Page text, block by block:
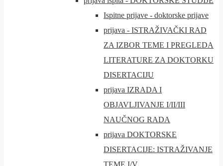
Ispitne prijave - doktorske prijave
prijava - ISTRAŽIVAČKI RAD
ZA IZBOR TEME I PREGLEDA
LITERATURE ZA DOKTORKU
DISERTACIJU
prijava IZRADA I
OBJAVLJIVANJE I/II/III
NAUČNOG RADA
prijava DOKTORSKE
DISERTACIJE: ISTRAŽIVANJE
TEME I/V